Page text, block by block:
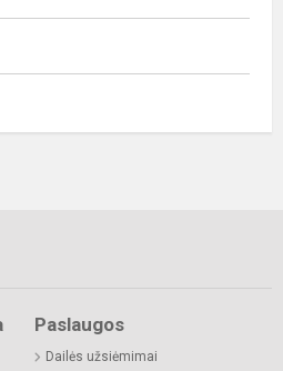
Paslaugos
Dailės užsiėmimai